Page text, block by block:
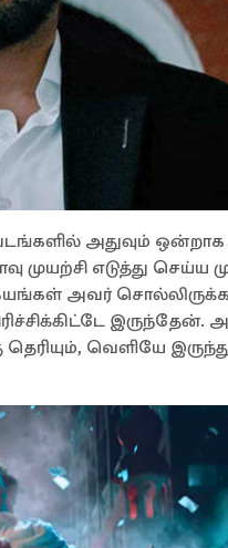
படங்களில் அதுவும்
எடுத்து செய்ய
அவர்
இருந்தேன்.
வெளியே